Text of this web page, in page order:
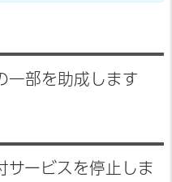
一部を助成します
サービスを停止しま